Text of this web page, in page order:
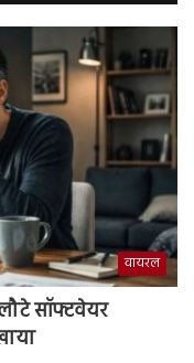
वायरल
सॉफ्टवेयर